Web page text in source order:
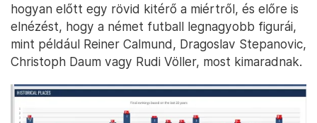
hogyan előtt egy rövid kitérő a miértről, és előre is
elnézést, hogy a német futball legnagyobb figurái,
mint például Reiner Calmund, Dragoslav Stepanovic,
Christoph Daum vagy Rudi Völler, most kimaradnak.